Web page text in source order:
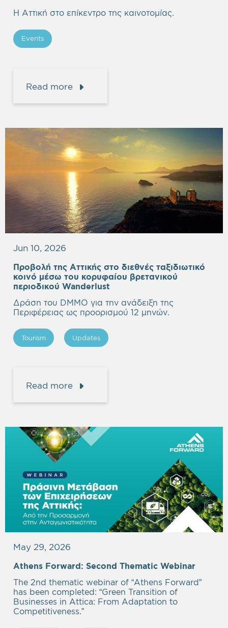
Η Αττική στο επίκεντρο της καινοτομίας.
Events
Read more
Jun 10, 2026
Προβολή της Αττικής στο διεθνές ταξιδιωτικό
κοινό μέσω του κορυφαίου βρετανικού
περιοδικού Wanderlust
Δράση του DMMO για την ανάδειξη της
Περιφέρειας ως προορισμού 12 μηνών.
Tourism Updates
Read more
May 29, 2026
Athens Forward: Second Thematic Webinar
The 2nd thematic webinar of “Athens Forward”
has been completed: “Green Transition of
Businesses in Attica: From Adaptation to
Competitiveness.”